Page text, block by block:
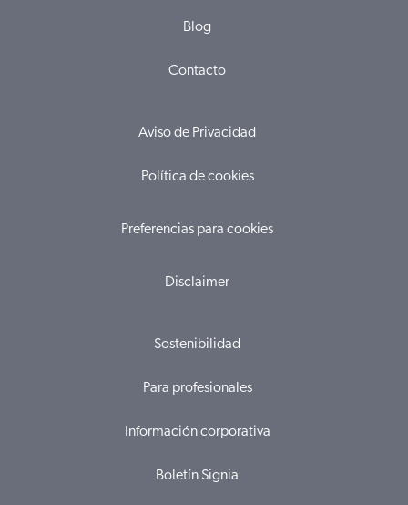
Blog
Contacto
Aviso de Privacidad
Política de cookies
Preferencias para cookies
Disclaimer
Sostenibilidad
Para profesionales
Información corporativa
Boletín Signia